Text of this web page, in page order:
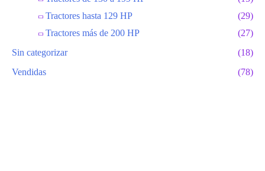
Tractores hasta 129 HP
(29)
Tractores más de 200 HP
(27)
Sin categorizar
(18)
Vendidas
(78)